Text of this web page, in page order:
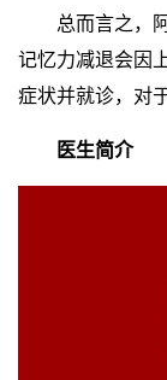
总而言之，阿
记忆力减退会因
症状并就诊，对
医生简介